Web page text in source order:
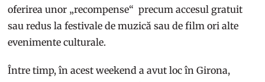
oferirea unor „recompense“ precum accesul gratuit
sau redus la festivale de muzică sau de film ori alte
evenimente culturale.
Între timp, în acest weekend a avut loc în Girona,